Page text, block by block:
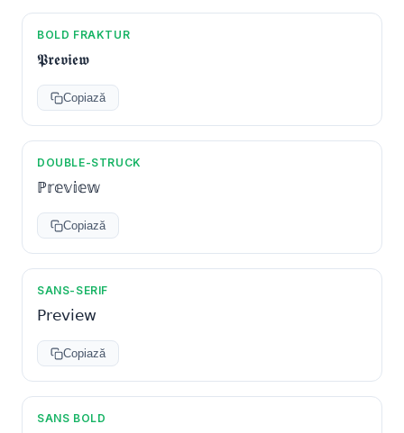
BOLD FRAKTUR
𝕻𝖗𝖊𝖛𝖎𝖊𝖜
Copiază
DOUBLE-STRUCK
ℙ𝕣𝕖𝕧𝕚𝕖𝕨
Copiază
SANS-SERIF
𝖯𝗋𝖾𝗏𝗂𝖾𝗐
Copiază
SANS BOLD